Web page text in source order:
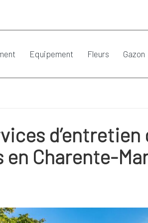
Equipement Fleurs Gazon
en Charente-